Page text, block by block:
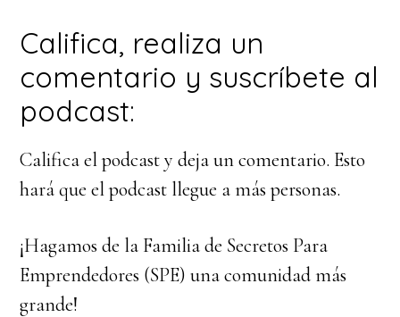
Califica, realiza un
comentario y suscríbete al
podcast:
Califica el podcast y deja un comentario. Esto
hará que el podcast llegue a más personas.
¡Hagamos de la Familia de Secretos Para
Emprendedores (SPE) una comunidad más
grande!